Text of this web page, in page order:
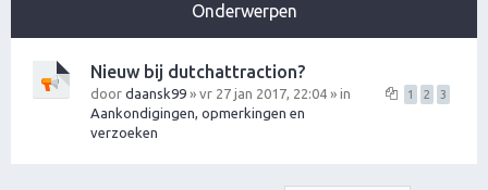
Onderwerpen
Nieuw bij dutchattraction?
1 2 3
door daansk99 » vr 27 jan 2017, 22:04 » in
Aankondigingen, opmerkingen en
verzoeken